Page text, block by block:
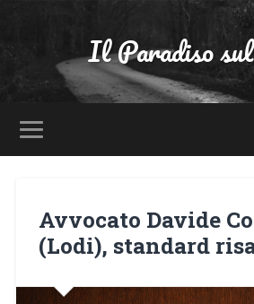
Il Paradiso
Avvocato Davide
(Lodi), standard